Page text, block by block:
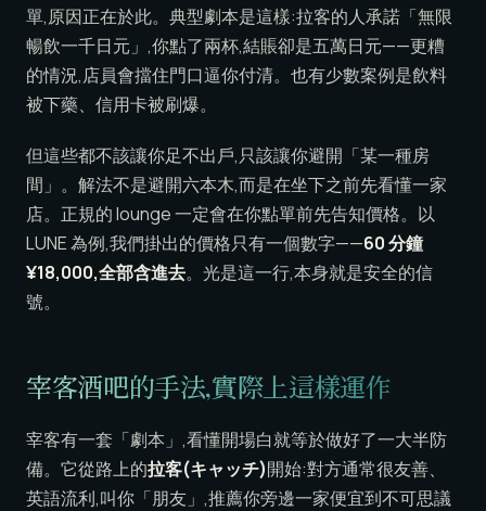
單,原因正在於此。典型劇本是這樣:拉客的人承諾「無限
暢飲一千日元」,你點了兩杯,結賬卻是五萬日元——更糟
的情況,店員會擋住門口逼你付清。也有少數案例是飲料
被下藥、信用卡被刷爆。
但這些都不該讓你足不出戶,只該讓你避開「某一種房
間」。解法不是避開六本木,而是在坐下之前先看懂一家
店。正規的 lounge 一定會在你點單前先告知價格。以
LUNE 為例,我們掛出的價格只有一個數字——60 分鐘
¥18,000,全部含進去。光是這一行,本身就是安全的信
號。
宰客酒吧的手法,實際上這樣運作
宰客有一套「劇本」,看懂開場白就等於做好了一大半防
備。它從路上的拉客(キャッチ)開始:對方通常很友善、
英語流利,叫你「朋友」,推薦你旁邊一家便宜到不可思議